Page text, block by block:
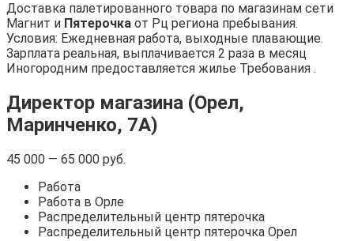
Доставка палетированного товара по магазинам сети
Магнит и Пятерочка от Рц региона пребывания.
Условия: Ежедневная работа, выходные плавающие.
Зарплата реальная, выплачивается 2 раза в месяц
Иногородним предоставляется жилье Требования .
Директор магазина (Орел,
Маринченко, 7А)
45 000 — 65 000 руб.
Работа
Работа в Орле
Распределительный центр пятерочка
Распределительный центр пятерочка Орел